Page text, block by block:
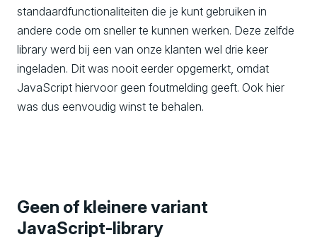
standaardfunctionaliteiten die je kunt gebruiken in
andere code om sneller te kunnen werken. Deze zelfde
library werd bij een van onze klanten wel drie keer
ingeladen. Dit was nooit eerder opgemerkt, omdat
JavaScript hiervoor geen foutmelding geeft. Ook hier
was dus eenvoudig winst te behalen.
Geen of kleinere variant
JavaScript-library